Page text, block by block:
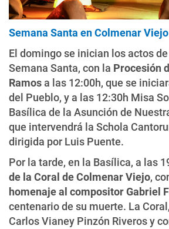
Semana Santa en Colmenar Viejo
El domingo se inician los actos
Semana Santa, con la Procesión
Ramos a las 12:00h, que se
del Pueblo, y a las 12:30h Misa
Basílica de la Asunción de
que intervendrá la Schola
dirigida por Luis Puente.
Por la tarde, en la Basílica, a las
de la Coral de Colmenar Viejo,
homenaje al compositor Gabriel
centenario de su muerte. La
Carlos Vianey Pinzón Riveros y